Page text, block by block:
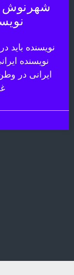
شهرنوش
نویسنده
نویسنده
ایرانی در